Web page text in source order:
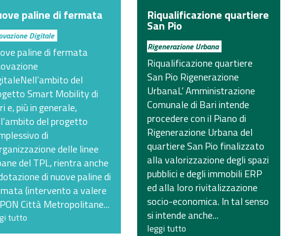
paline di fermata
Digitale
paline di fermata
del
Smart Mobility di
e, più in generale,
del progetto
di
delle linee
del TPL, rientra anche
di nuove paline di
(intervento a valere
Città Metropolitane...
tutto
Riqualificazione quartiere
San Pio
Rigenerazione Urbana
Riqualificazione quartiere
San Pio Rigenerazione
UrbanaL’ Amministrazione
Comunale di Bari intende
procedere con il Piano di
Rigenerazione Urbana del
quartiere San Pio finalizzato
alla valorizzazione degli spazi
pubblici e degli immobili ERP
ed alla loro rivitalizzazione
socio-economica. In tal senso
si intende anche...
leggi tutto